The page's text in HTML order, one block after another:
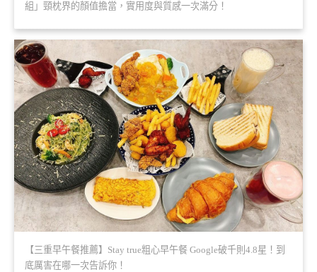
組」頸枕界的顏值擔當，實用度與質感一次滿分！
【三重早午餐推薦】Stay true粗心早午餐 Google破千則4.8星！到
底厲害在哪一次告訴你！